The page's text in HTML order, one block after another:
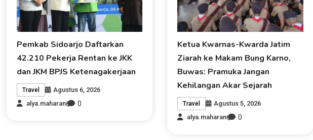
Pemkab Sidoarjo Daftarkan
42.210 Pekerja Rentan ke JKK
dan JKM BPJS Ketenagakerjaan
Travel
Agustus 6, 2026
alya.maharani
0
Ketua Kwarnas-Kwarda Jatim
Ziarah ke Makam Bung Karno,
Buwas: Pramuka Jangan
Kehilangan Akar Sejarah
Travel
Agustus 5, 2026
alya.maharani
0